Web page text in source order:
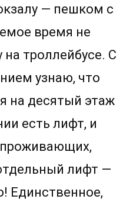
— пешком с
время не
троллейбусе. С
узнаю, что
на десятый этаж
есть лифт, и
лифт —
Единственное,